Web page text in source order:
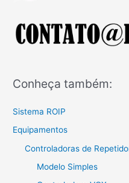
Conheça também:
Sistema ROIP
Equipamentos
Controladoras de
Modelo Simples